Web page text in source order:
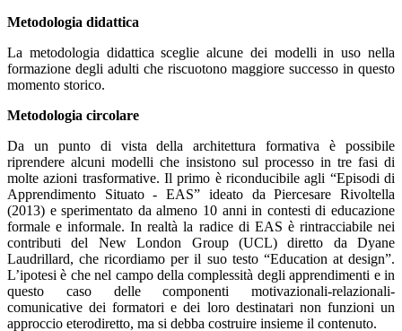
Metodologia didattica
La metodologia didattica sceglie alcune dei modelli in uso nella
formazione degli adulti che riscuotono maggiore successo in questo
momento storico.
Metodologia circolare
Da un punto di vista della architettura formativa è possibile
riprendere alcuni modelli che insistono sul processo in tre fasi di
molte azioni trasformative. Il primo è riconducibile agli “Episodi di
Apprendimento Situato - EAS” ideato da Piercesare Rivoltella
(2013) e sperimentato da almeno 10 anni in contesti di educazione
formale e informale. In realtà la radice di EAS è rintracciabile nei
contributi del New London Group (UCL) diretto da Dyane
Laudrillard, che ricordiamo per il suo testo “Education at design”.
L’ipotesi è che nel campo della complessità degli apprendimenti e in
questo caso delle componenti motivazionali-relazionali-
comunicative dei formatori e dei loro destinatari non funzioni un
approccio eterodiretto, ma si debba costruire insieme il contenuto.